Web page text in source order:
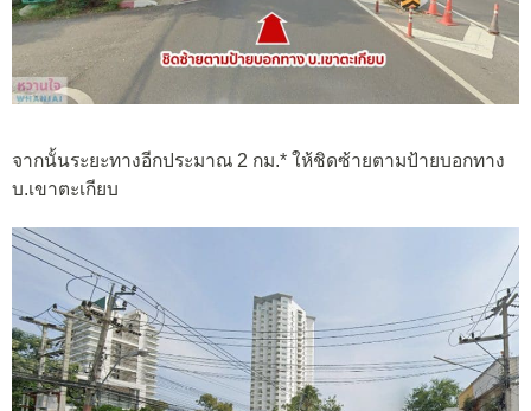
จากนั้นระยะทางอีกประมาณ 2 กม.* ให้ชิดซ้ายตามป้ายบอกทาง
บ.เขาตะเกียบ